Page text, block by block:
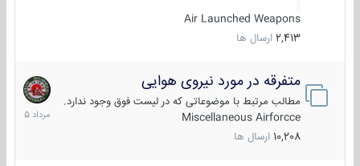
Air Launched Weapons
2,413 ارسال ها
متفرقه در مورد نیروی هوایی
مطالب مرتبط با موضوعاتی که در لیست فوق وجود ندارد.
Miscellaneous Airforcce
10,208 ارسال ها
7
مرداد
1405